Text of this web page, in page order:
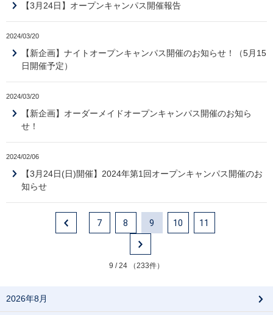
【3月24日】オープンキャンパス開催報告
2024/03/20
【新企画】ナイトオープンキャンパス開催のお知らせ！（5月15
日開催予定）
2024/03/20
【新企画】オーダーメイドオープンキャンパス開催のお知ら
せ！
2024/02/06
【3月24日(日)開催】2024年第1回オープンキャンパス開催のお
知らせ
9 / 24 （233件）
7 8 9 10 11
2026年8月